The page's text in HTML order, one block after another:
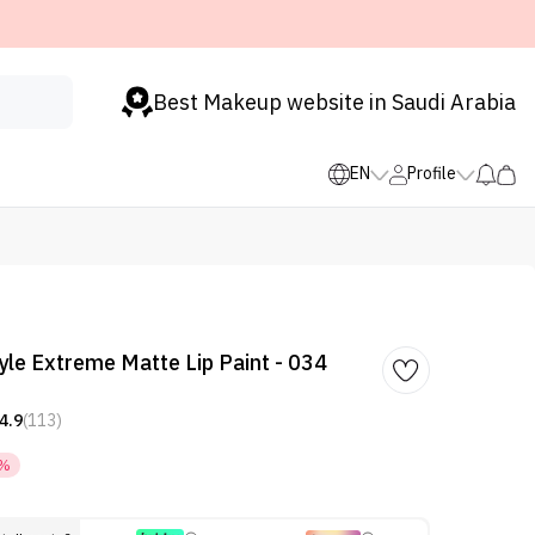
Best Makeup website in Saudi Arabia
EN Profile
Extreme Matte Lip Paint - 034
4.9(113)